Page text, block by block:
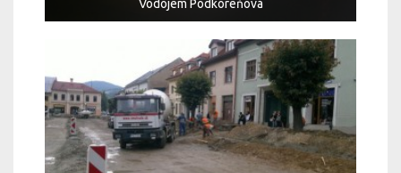
Vodojem Podkoreňová